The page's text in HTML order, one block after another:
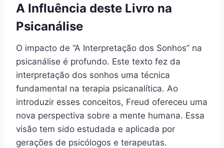
A Influência deste Livro na
Psicanálise
O impacto de “A Interpretação dos Sonhos” na
psicanálise é profundo. Este texto fez da
interpretação dos sonhos uma técnica
fundamental na terapia psicanalítica. Ao
introduzir esses conceitos, Freud ofereceu uma
nova perspectiva sobre a mente humana. Essa
visão tem sido estudada e aplicada por
gerações de psicólogos e terapeutas.